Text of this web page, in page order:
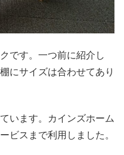
です。一つ前に紹介し
にサイズは合わせてあり
います。カインズホーム
ビスまで利用しました。